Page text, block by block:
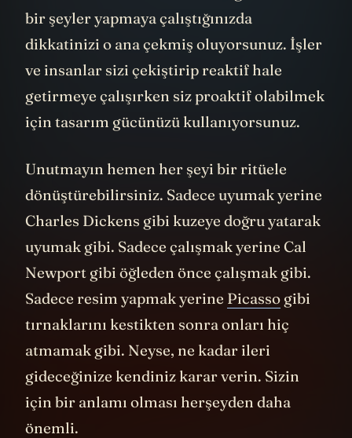
bir şeyler yapmaya çalıştığınızda
dikkatinizi o ana çekmiş oluyorsunuz. İşler
ve insanlar sizi çekiştirip reaktif hale
getirmeye çalışırken siz proaktif olabilmek
için tasarım gücünüzü kullanıyorsunuz.
Unutmayın hemen her şeyi bir ritüele
dönüştürebilirsiniz. Sadece uyumak yerine
Charles Dickens gibi kuzeye doğru yatarak
uyumak gibi. Sadece çalışmak yerine Cal
Newport gibi öğleden önce çalışmak gibi.
Sadece resim yapmak yerine Picasso gibi
tırnaklarını kestikten sonra onları hiç
atmamak gibi. Neyse, ne kadar ileri
gideceğinize kendiniz karar verin. Sizin
için bir anlamı olması herşeyden daha
önemli.